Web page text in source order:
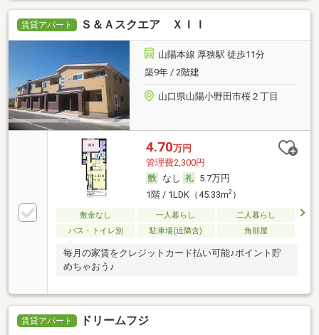
賃貸アパート Ｓ＆Ａスクエア ＸＩＩ
山陽本線 厚狭駅 徒歩11分
築9年 / 2階建
山口県山陽小野田市桜２丁目
4.70万円
管理費2,300円
なし
5.7万円
1階 / 1LDK（45.33m2）
敷金なし 一人暮らし
二人暮らし
バス・トイレ別
駐車場(近隣含) 角部屋
毎月の家賃をクレジットカード払い可能♪ポイント貯
めちゃおう♪
賃貸アパート ドリームフジ